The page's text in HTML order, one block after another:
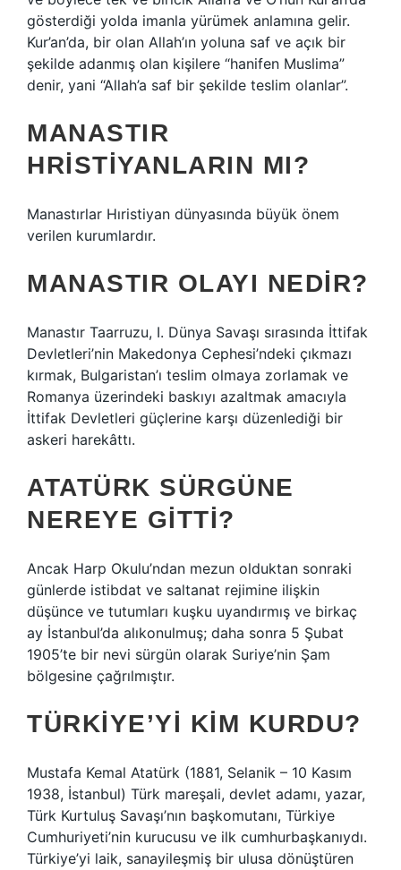
gösterdiği yolda imanla yürümek anlamına gelir.
Kur’an’da, bir olan Allah’ın yoluna saf ve açık bir
şekilde adanmış olan kişilere “hanifen Muslima”
denir, yani “Allah’a saf bir şekilde teslim olanlar”.
MANASTIR
HRISTIYANLARIN MI?
Manastırlar Hıristiyan dünyasında büyük önem
verilen kurumlardır.
MANASTIR OLAYI NEDIR?
Manastır Taarruzu, I. Dünya Savaşı sırasında İttifak
Devletleri’nin Makedonya Cephesi’ndeki çıkmazı
kırmak, Bulgaristan’ı teslim olmaya zorlamak ve
Romanya üzerindeki baskıyı azaltmak amacıyla
İttifak Devletleri güçlerine karşı düzenlediği bir
askeri harekâttı.
ATATÜRK SÜRGÜNE
NEREYE GITTI?
Ancak Harp Okulu’ndan mezun olduktan sonraki
günlerde istibdat ve saltanat rejimine ilişkin
düşünce ve tutumları kuşku uyandırmış ve birkaç
ay İstanbul’da alıkonulmuş; daha sonra 5 Şubat
1905’te bir nevi sürgün olarak Suriye’nin Şam
bölgesine çağrılmıştır.
TÜRKIYE’YI KIM KURDU?
Mustafa Kemal Atatürk (1881, Selanik – 10 Kasım
1938, İstanbul) Türk mareşali, devlet adamı, yazar,
Türk Kurtuluş Savaşı’nın başkomutanı, Türkiye
Cumhuriyeti’nin kurucusu ve ilk cumhurbaşkanıydı.
Türkiye’yi laik, sanayileşmiş bir ulusa dönüştüren